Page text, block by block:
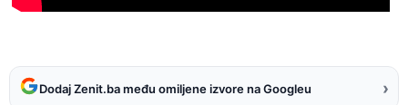
Dodaj Zenit.ba među omiljene izvore na Googleu ›